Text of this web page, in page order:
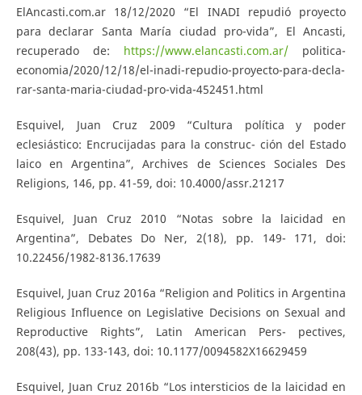
ElAncasti.com.ar 18/12/2020 “El INADI repudió proyecto
para declarar Santa María ciudad pro-vida”, El Ancasti,
recuperado de: https://www.elancasti.com.ar/ politica-
economia/2020/12/18/el-inadi-repudio-proyecto-para-decla-
rar-santa-maria-ciudad-pro-vida-452451.html
Esquivel, Juan Cruz 2009 “Cultura política y poder
eclesiástico: Encrucijadas para la construc- ción del Estado
laico en Argentina”, Archives de Sciences Sociales Des
Religions, 146, pp. 41-59, doi: 10.4000/assr.21217
Esquivel, Juan Cruz 2010 “Notas sobre la laicidad en
Argentina”, Debates Do Ner, 2(18), pp. 149- 171, doi:
10.22456/1982-8136.17639
Esquivel, Juan Cruz 2016a “Religion and Politics in Argentina
Religious Influence on Legislative Decisions on Sexual and
Reproductive Rights”, Latin American Pers- pectives,
208(43), pp. 133-143, doi: 10.1177/0094582X16629459
Esquivel, Juan Cruz 2016b “Los intersticios de la laicidad en